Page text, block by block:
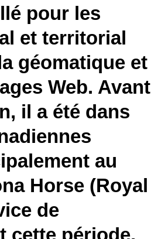
pour les
et territorial
géomatique et
Web. Avant
il a été dans
au
Horse (Royal
de
cette période,